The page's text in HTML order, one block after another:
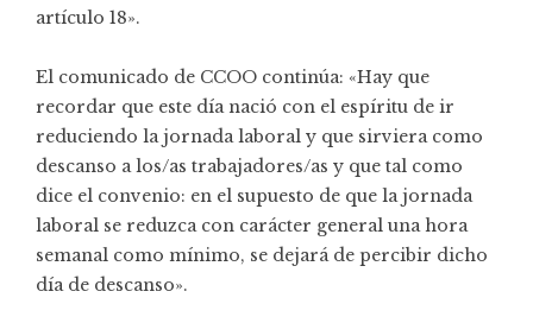
artículo 18».
El comunicado de CCOO continúa: «Hay que
recordar que este día nació con el espíritu de ir
reduciendo la jornada laboral y que sirviera como
descanso a los/as trabajadores/as y que tal como
dice el convenio: en el supuesto de que la jornada
laboral se reduzca con carácter general una hora
semanal como mínimo, se dejará de percibir dicho
día de descanso».